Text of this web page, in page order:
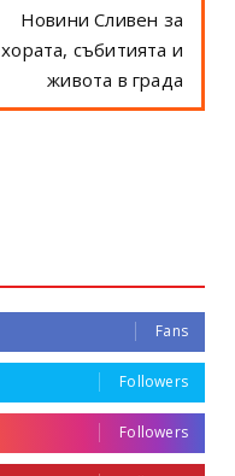
Новини Сливен за
хората, събитията и
живота в града
Fans
Followers
Followers